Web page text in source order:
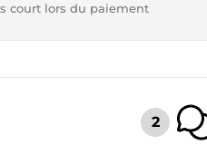
court lors du paiement